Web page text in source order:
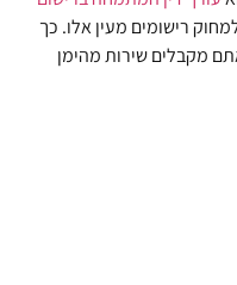
רישומים מעין אלו. כך
מקבלים שירות מהימן